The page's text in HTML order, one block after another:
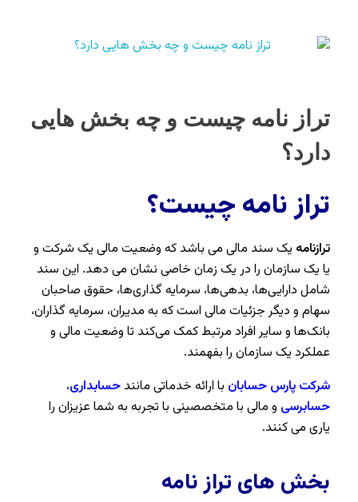
تراز نامه چیست و چه بخش هایی
دارد؟
تراز نامه چیست؟
ترازنامه یک سند مالی می باشد که وضعیت مالی یک شرکت و
یا یک سازمان را در یک زمان خاصی نشان می ‌دهد. این سند
شامل دارایی‌ها، بدهی‌ها، سرمایه گذاری‌ها، حقوق صاحبان
سهام و دیگر جزئیات مالی است که به مدیران، سرمایه گذاران،
بانک‌ها و سایر افراد مرتبط کمک می‌کند تا وضعیت مالی و
عملکرد یک سازمان را بفهمند.
شرکت پارس حسابان با ارائه خدماتی مانند حسابداری،
حسابرسی و مالی با متخصصینی با تجربه به شما عزیزان را
یاری می کنند.
بخش های تراز نامه